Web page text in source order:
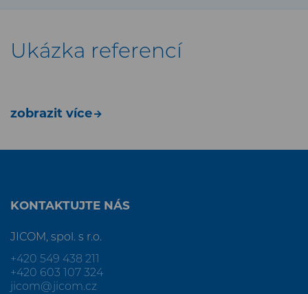
Ukázka referencí
zobrazit více
KONTAKTUJTE NÁS
JICOM, spol. s r.o.
+420 549 438 211
+420 603 107 324
jicom@jicom.cz